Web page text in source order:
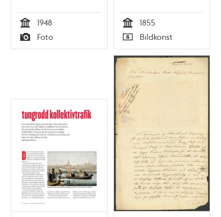
Tid
1948
Typ
Foto Tid
1855
Typ
Bildkonst